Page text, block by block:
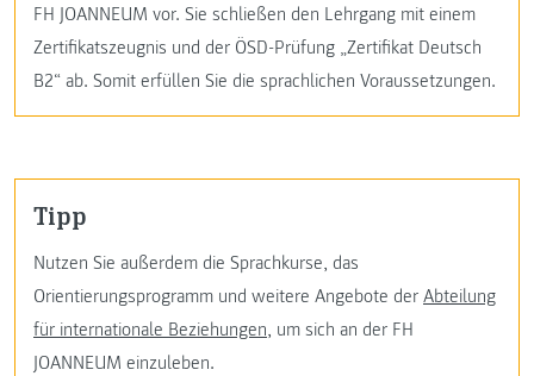
FH JOANNEUM vor. Sie schließen den Lehrgang mit einem
Zertifikatszeugnis und der ÖSD-Prüfung „Zertifikat Deutsch
B2“ ab. Somit erfüllen Sie die sprachlichen Voraussetzungen.
Tipp
Nutzen Sie außerdem die Sprachkurse, das
Orientierungsprogramm und weitere Angebote der Abteilung
für internationale Beziehungen, um sich an der FH
JOANNEUM einzuleben.